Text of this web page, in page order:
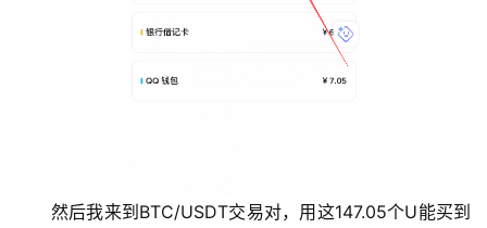
然后我来到BTC/USDT交易对，用这147.05个U能买到